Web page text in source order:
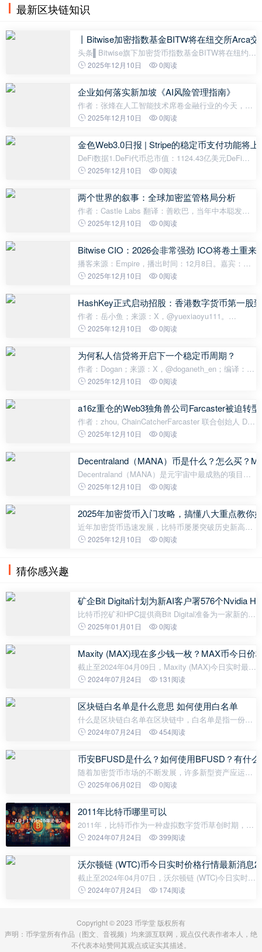
最新区块链知识
丨Bitwise加密指数基金BITW将在纽交所Arca
头条▌Bitwise旗下加密货币指数基金BITW将在纽约证
券交易所Arca市场交易加密资产管理公司Bitwise
Bitwise 10加密指数ETF（BITW）将升
2025年12月10日 0阅读
企业如何落实新加坡《AI风险管理指南》
作者：张烽在人工智能技术席卷金融行业的今天，新
加坡金融管理局（MAS）于2025年11月17日发布的
份及时的地图，为航行在创新浪潮中的金
2025年12月10日 0阅读
金色Web3.0日报 | Stripe的稳定币支付功能将上
DeFi数据1.DeFi代币总市值：1124.43亿美元DeFi总
市值 数据来源：coingecko2.过去24小时去中心化交
的交易量 数据来源：coingecko3.
2025年12月10日 0阅读
两个世界的叙事：全球加密监管格局分析
作者：Castle Labs 翻译：善欧巴，当年中本聪发布
白皮书时，比特币挖矿门槛极低，任何拥有性能尚可
元的比特币。彼时，若你放弃在家庭台式
2025年12月10日 0阅读
Bitwise CIO：2026会非常强劲 ICO将卷土重来
播客来源：Empire，播出时间：12月8日。嘉宾：
Bitwise 首席投资官（CIO）Matt Hougan本文内容整
Flows Will Overpower the 4-Year Cyc
2025年12月10日 0阅读
HashKey正式启动招股：香港数字货币第一股
作者：岳小鱼；来源：X，@yuexiaoyu111。
HashKey从12月9号正式启动招股了，比预想的要早
新，所以HashKey到底值多少钱是很多人非常关心的
2025年12月10日 0阅读
为何私人信贷将开启下一个稳定币周期？
作者：Dogan；来源：X，@doganeth_en；编译：
Shaw 低抵押信贷将引领下一轮稳定币周期，原因如
成本且安全地转移资金。这种无国界支付的基础
2025年12月10日 0阅读
a16z重仓的Web3独角兽公司Farcaster被迫转
作者：zhou, ChainCatcherFarcaster 联合创始人 Dan
Romero（dwr）近日宣布，平台将进行一次重大的战
先”路径，转而拥抱以“钱包核心
2025年12月10日 0阅读
Decentraland（MANA）币是什么？怎么买？
Decentraland（MANA）是元宇宙中最成熟的项目之
一，于 2025 年重新进入投资者的视野。此时，Mana
货币市场开局强劲。比特币屡创历史
2025年12月10日 0阅读
2025年加密货币入门攻略，搞懂八大重点教你
近年加密货币迅速发展，比特币屡屡突破历史新高，
想入门却不知道从何开始？ 这篇文章从入门写到进
2025年12月10日 0阅读
猜你感兴趣
矿企Bit Digital计划为新AI客户署576个Nvidia
比特币挖矿和HPC提供商Bit Digital准备为一家新的高
性能计算（HPC）客户部署576个Nvidia H200
会。该公司周二表示，其与DNA Holding
2025年01月01日 0阅读
Maxity (MAX)现在多少钱一枚？MAX币今日价
截止至2024年04月09日，Maxity (MAX)今日实时最新
价格是0.037455美元，约等于人民币0.2708元。
$0.0362美元，24H成交额$79,166美元，换手
2024年07月24日 131阅读
区块链白名单是什么意思 如何使用白名单
什么是区块链白名单在区块链中，白名单是指一份特
定的名单，其中包含了被授权者以及他们可以获得的
感信息的数据。在一个区块链
2024年07月24日 454阅读
币安BFUSD是什么？如何使用BFUSD？有什
随着加密货币市场的不断发展，许多新型资产应运而
生。BFUSD是其中之一，它背后的技术、用途以及其
中，我们将详细解析BFUSD这种加密
2025年06月02日 0阅读
2011年比特币哪里可以
2011年，比特币作为一种虚拟数字货币草创时期，其
流通和使用范围并不广泛。而对于购买比特币的途
是在各大比特币论坛上发布购买信
2024年07月24日 399阅读
沃尔顿链 (WTC)币今日实时价格行情最新消息
截止至2024年04月07日，沃尔顿链 (WTC)今日实时最
新价格是0.0132美元，约等于人民币0.0955元。 沃尔
2024年07月24日 174阅读
Copyright © 2023 币学堂 版权所有
声明：币学堂所有作品（图文、音视频）均来源互联网，观点仅代表作者本人，绝
不代表本站赞同其观点或证实其描述。